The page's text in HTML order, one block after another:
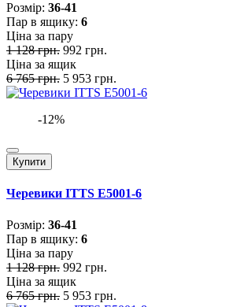
Розмiр: 36-41
Пар в ящику: 6
Ціна за пару
1 128 грн. 992 грн.
Ціна за ящик
6 765 грн. 5 953 грн.
-12%
Купити
Черевики ITTS E5001-6
Розмiр: 36-41
Пар в ящику: 6
Ціна за пару
1 128 грн. 992 грн.
Ціна за ящик
6 765 грн. 5 953 грн.